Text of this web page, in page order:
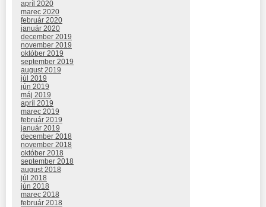
apríl 2020
marec 2020
február 2020
január 2020
december 2019
november 2019
október 2019
september 2019
august 2019
júl 2019
jún 2019
máj 2019
apríl 2019
marec 2019
február 2019
január 2019
december 2018
november 2018
október 2018
september 2018
august 2018
júl 2018
jún 2018
marec 2018
február 2018